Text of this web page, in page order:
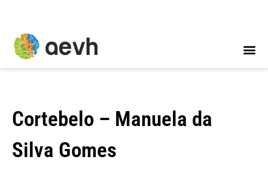
Cortebelo – Manuela da
Silva Gomes